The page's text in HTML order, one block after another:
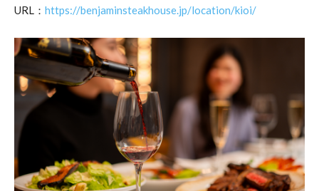
URL： https://benjaminsteakhouse.jp/location/kioi/